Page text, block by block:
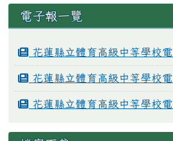
電子報一覽
花蓮縣立體育高級中等學校
花蓮縣立體育高級中等學校
花蓮縣立體育高級中等學校